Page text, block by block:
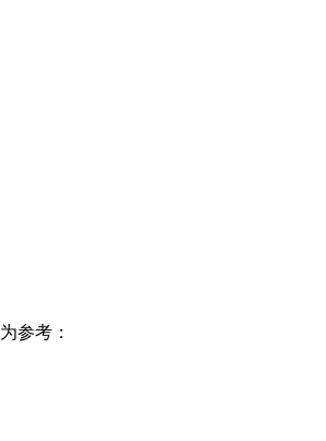
参考：